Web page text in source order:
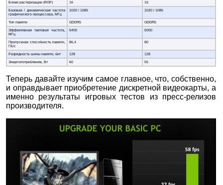
Блоки растеризации (ROP)
16
16
Базовая / динамическая частота
графического процессора, МГц
1020 / 1085 1020 / 1085
Тип памяти GDDR5
GDDR5
Эффективная тактовая частота,
МГц
5400 5000
Пропускная способность памяти,
ГБ/с
86,4 80
Разрядность шины памяти, бит 128
128
Энергопотребление, Вт
60 55
Теперь давайте изучим самое главное, что, собственно,
и оправдывает приобретение дискретной видеокарты, а
именно результаты игровых тестов из пресс-релизов
производителя.